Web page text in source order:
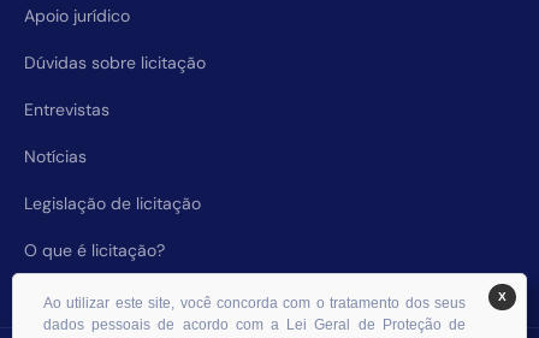
Apoio jurídico
Dúvidas sobre licitação
Entrevistas
Notícias
Legislação de licitação
O que é licitação?
X
Ao utilizar este site, você concorda com o tratamento dos seus
dados pessoais de acordo com a Lei Geral de Proteção de